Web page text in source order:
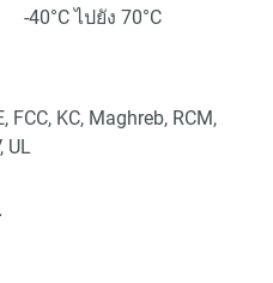
-40°C ไปยัง 70°C
FCC, KC, Maghreb, RCM,
UL